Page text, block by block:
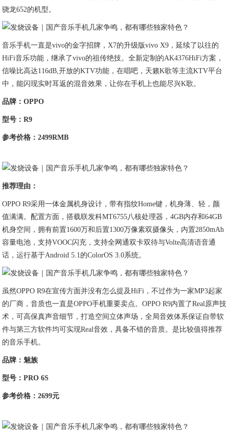
骁龙652的机型。
音乐手机一直是vivo的金字招牌，X7的升级版vivo X9，延续了以往的
HiFi音乐功能，继承了vivo的祖传绝技。全新定制的AK4376HiFi方案，
信噪比高达116dB,开放的KTV功能，在唱吧，天籁K歌等主流KTV平台
中，能闪现实时耳返的混音效果，让你在手机上也能尽兴K歌。
品牌：OPPO
型号：R9
参考价格：2499RMB
推荐理由：
OPPO R9采用一体金属机身设计，带有指纹Home键，机身薄、轻，颜
值满满。配置方面，搭载联发科MT6755八核处理器，4GB内存和64GB
机身空间，拥有前置1600万和后置1300万像素双摄像头，内置2850mAh
容量电池，支持VOOC闪充，支持全网通双卡双待与Volte高清语音通
话，运行基于Android 5.1的ColorOS 3.0系统。
虽然OPPO R9在宣传方面并没有怎么提及HiFi，不过作为一家MP3起家
的厂商，音质也一直是OPPO手机重要卖点。OPPO R9内置了Real原声技
术，可高保真声音细节，打造空间立体声场，全局音效体系保证自带软
件与第三方软件均可实现Real音效，具备不错的音质。是比较值得推荐
的音乐手机。
品牌：魅族
型号：PRO 6S
参考价格：2699元